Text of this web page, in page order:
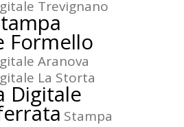
Trevignano
Formello
Aranova
La Storta
Digitale
Stampa